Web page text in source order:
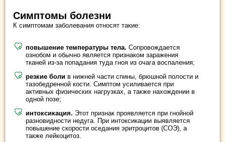
Симптомы болезни
К симптомам заболевания относят такие:
повышение температуры тела. Сопровождается
ознобом и обычно является признаком заражения
тканей из-за попадания туда гноя из очага воспаления;
резкие боли в нижней части спины, брюшной полости и
тазобедренной кости. Симптом усиливается при
активных физических нагрузках, а также нахождении в
одной позе;
интоксикация. Этот признак проявляется при гнойной
разновидности недуга. При интоксикации выявляется
повышение скорости оседания эритроцитов (СОЭ), а
также лейкоцитоз.